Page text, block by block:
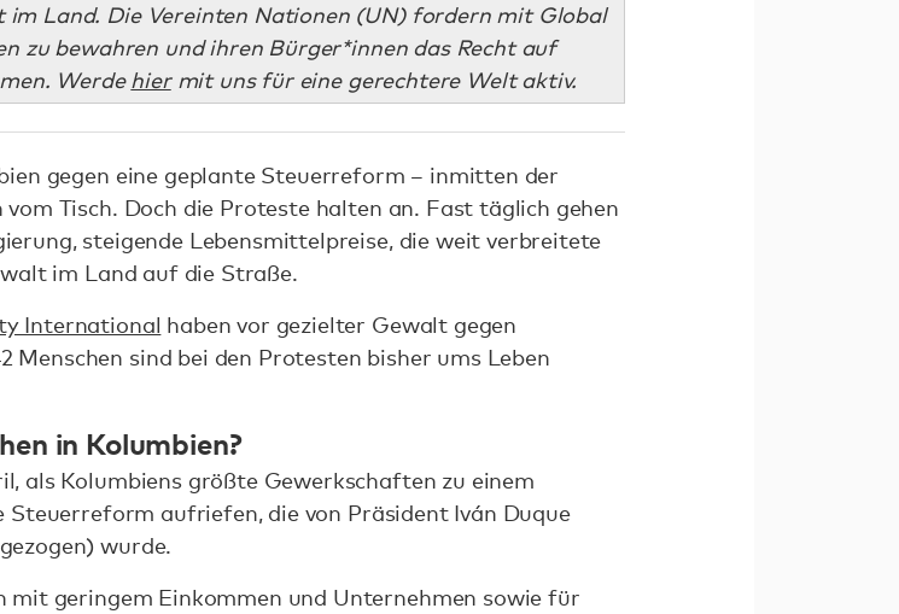
Land. Die Vereinten Nationen (UN) fordern mit Global
zu bewahren und ihren Bürger*innen das Recht auf
Werde hiermit uns für eine gerechtere Welt aktiv.
gegen eine geplante Steuerreform – inmitten der
Tisch. Doch die Proteste halten an. Fast täglich gehen
steigende Lebensmittelpreise, die weit verbreitete
im Land auf die Straße.
International haben vor gezielter Gewalt gegen
sind bei den Protesten bisher ums Leben
in Kolumbien?
als Kolumbiens größte Gewerkschaften zu einem
aufriefen, die von Präsident Iván Duque
wurde.
geringem Einkommen und Unternehmen sowie für